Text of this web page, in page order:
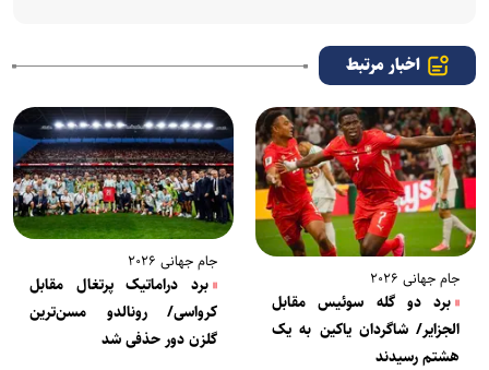
اخبار مرتبط
جام جهانی ۲۰۲۶
برد دو گله سوئیس مقابل
الجزایر/ شاگردان یاکین به یک
هشتم رسیدند
جام جهانی ۲۰۲۶
برد دراماتیک پرتغال مقابل
کرواسی/ رونالدو مسن‌ترین
گلزن دور حذفی شد